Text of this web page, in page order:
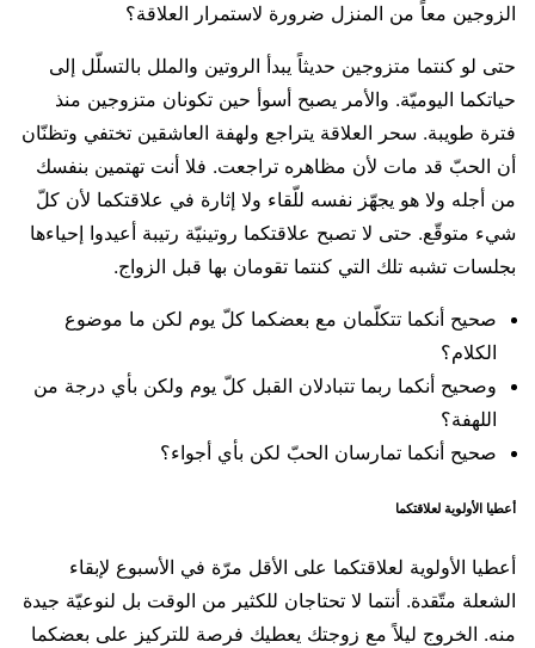
الزوجين معاً من المنزل ضرورة لاستمرار العلاقة؟
حتى لو كنتما متزوجين حديثاً يبدأ الروتين والملل بالتسلّل إلى
حياتكما اليوميّة. والأمر يصبح أسوأ حين تكونان متزوجين منذ
فترة طويبة. سحر العلاقة يتراجع ولهفة العاشقين تختفي وتظنّان
أن الحبّ قد مات لأن مظاهره تراجعت. فلا أنت تهتمين بنفسك
من أجله ولا هو يجهّز نفسه للّقاء ولا إثارة في علاقتكما لأن كلّ
شيء متوقّع. حتى لا تصبح علاقتكما روتينيّة رتيبة أعيدوا إحياءها
بجلسات تشبه تلك التي كنتما تقومان بها قبل الزواج.
صحيح أنكما تتكلّمان مع بعضكما كلّ يوم لكن ما موضوع
الكلام؟
وصحيح أنكما ربما تتبادلان القبل كلّ يوم ولكن بأي درجة من
اللهفة؟
صحيح أنكما تمارسان الحبّ لكن بأي أجواء؟
أعطيا الأولوية لعلاقتكما
أعطيا الأولوية لعلاقتكما على الأقل مرّة في الأسبوع لإبقاء
الشعلة متّقدة. أنتما لا تحتاجان للكثير من الوقت بل لنوعيّة جيدة
منه. الخروج ليلاً مع زوجتك يعطيك فرصة للتركيز على بعضكما